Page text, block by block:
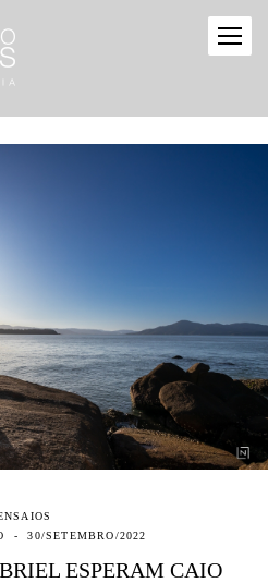
30/SETEMBRO/2022
ESPERAM CAIO